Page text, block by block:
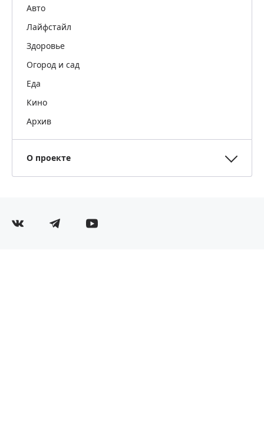
Авто
Лайфстайл
Здоровье
Огород и сад
Еда
Кино
Архив
О проекте